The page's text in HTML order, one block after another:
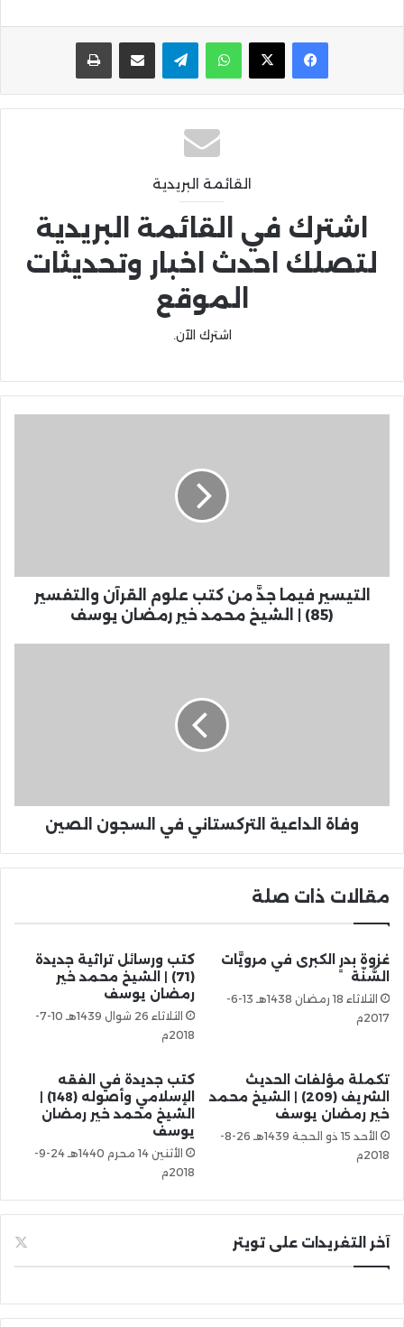
واتساب تيلقرام مشاركة عبر البريد
القائمة البريدية
اشترك في القائمة البريدية
لتصلك احدث اخبار وتحديثات
الموقع
اشترك الآن.
التيسير فيما جدَّ من كتب علوم القرآن والتفسير
(85) | الشيخ محمد خير رمضان يوسف
وفاة الداعية التركستاني في السجون الصين
مقالات ذات صلة
غزوة بدرٍ الكبرى في مرويَّات
السُّنّة
الثلاثاء 18 رمضان 1438هـ 13-6-
2017م
كتب ورسائل تراثية جديدة
(71) | الشيخ محمد خير
رمضان يوسف
الثلاثاء 26 شوال 1439هـ 10-7-
2018م
تكملة مؤلفات الحديث
الشريف (209) | الشيخ محمد
خير رمضان يوسف
الأحد 15 ذو الحجة 1439هـ 26-8-
2018م
كتب جديدة في الفقه
الإسلامي وأصوله (148) |
الشيخ محمد خير رمضان
يوسف
الأثنين 14 محرم 1440هـ 24-9-
2018م
آخر التغريدات على تويتر